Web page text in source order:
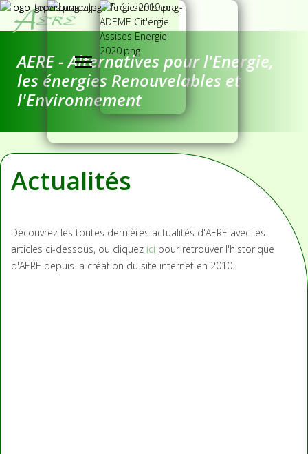
AERE - Alternatives pour l'Energie,
les énergies Renouvelables et
l'Environnement
Actualités
Découvrez les toutes dernières actualités d'AERE avec les
articles ci-dessous, ou cliquez ici pour retrouver l'historique
d'AERE depuis la création du site internet en 2010.